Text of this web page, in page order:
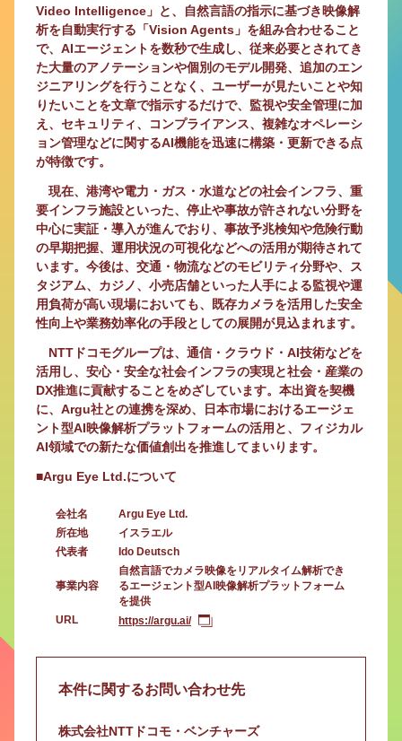
Video Intelligence」と、自然言語の指示に基づき映像解
析を自動実行する「Vision Agents」を組み合わせること
で、AIエージェントを数秒で生成し、従来必要とされてき
た大量のアノテーションや個別のモデル開発、追加のエン
ジニアリングを行うことなく、ユーザーが見たいことや知
りたいことを文章で指示するだけで、監視や安全管理に加
え、セキュリティ、コンプライアンス、複雑なオペレーシ
ョン管理などに関するAI機能を迅速に構築・更新できる点
が特徴です。
現在、港湾や電力・ガス・水道などの社会インフラ、重
要インフラ施設といった、停止や事故が許されない分野を
中心に実証・導入が進んでおり、事故予兆検知や危険行動
の早期把握、運用状況の可視化などへの活用が期待されて
います。今後は、交通・物流などのモビリティ分野や、ス
タジアム、カジノ、小売店舗といった人手による監視や運
用負荷が高い現場においても、既存カメラを活用した安全
性向上や業務効率化の手段としての展開が見込まれます。
NTTドコモグループは、通信・クラウド・AI技術などを
活用し、安心・安全な社会インフラの実現と社会・産業の
DX推進に貢献することをめざしています。本出資を契機
に、Argu社との連携を深め、日本市場におけるエージェ
ント型AI映像解析プラットフォームの活用と、フィジカル
AI領域での新たな価値創出を推進してまいります。
■Argu Eye Ltd.について
会社名
Argu Eye Ltd.
所在地
イスラエル
代表者
Ido Deutsch
事業内容
自然言語でカメラ映像をリアルタイム解析でき
るエージェント型AI映像解析プラットフォーム
を提供
URL
https://argu.ai/
本件に関するお問い合わせ先
株式会社NTTドコモ・ベンチャーズ